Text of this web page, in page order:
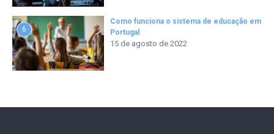
6
Como funciona o sistema de educação em
Portugal
15 de agosto de 2022